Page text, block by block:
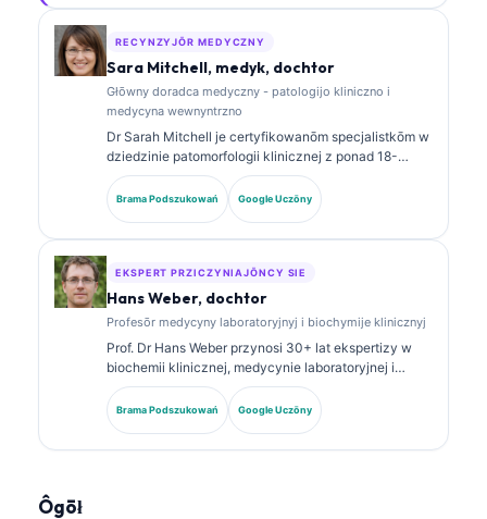
diagnostyki laboratoryjnej w dziedzinie medycyny
laboratoryjnej.
RECYNZYJŌR MEDYCZNY
Sara Mitchell, medyk, dochtor
Głōwny doradca medyczny - patologijo kliniczno i
medycyna wewnyntrzno
Dr Sarah Mitchell je certyfikowanōm specjalistkōm w
dziedzinie patomorfologii klinicznej z ponad 18-
letnim staŜōm w medycynie laboratoryjnej i analizie
diagnostycznej. Ma specjalistyczne certyfikaty z
chemii klinicznej i publikowała szeroko na temat
Brama Podszukowań Google Uczōny
EKSPERT PRZICZYNIAJŌNCY SIE
Hans Weber, dochtor
Profesōr medycyny laboratoryjnyj i biochymije klinicznyj
Prof. Dr Hans Weber przynosi 30+ lat ekspertizy w
biochemii klinicznej, medycynie laboratoryjnej i
badaniach nad biomarkerami. Były Prezes
Niemieckiego Towarzystwa Chemii Klinicznej,
specjalizuje się w analizie paneli diagnostycznych,
Brama Podszukowań Google Uczōny
Ôgōł